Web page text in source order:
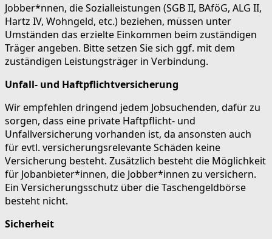
Jobber*nnen, die Sozialleistungen (SGB II, BAföG, ALG II,
Hartz IV, Wohngeld, etc.) beziehen, müssen unter
Umständen das erzielte Einkommen beim zuständigen
Träger angeben. Bitte setzen Sie sich ggf. mit dem
zuständigen Leistungsträger in Verbindung.
Unfall- und Haftpflichtversicherung
Wir empfehlen dringend jedem Jobsuchenden, dafür zu
sorgen, dass eine private Haftpflicht- und
Unfallversicherung vorhanden ist, da ansonsten auch
für evtl. versicherungsrelevante Schäden keine
Versicherung besteht. Zusätzlich besteht die Möglichkeit
für Jobanbieter*innen, die Jobber*innen zu versichern.
Ein Versicherungsschutz über die Taschengeldbörse
besteht nicht.
Sicherheit